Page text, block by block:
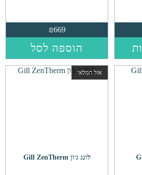
מספר
₪669
הוספה לסל
אזל המלאי
לונג ג׳ון Gill ZenTherm